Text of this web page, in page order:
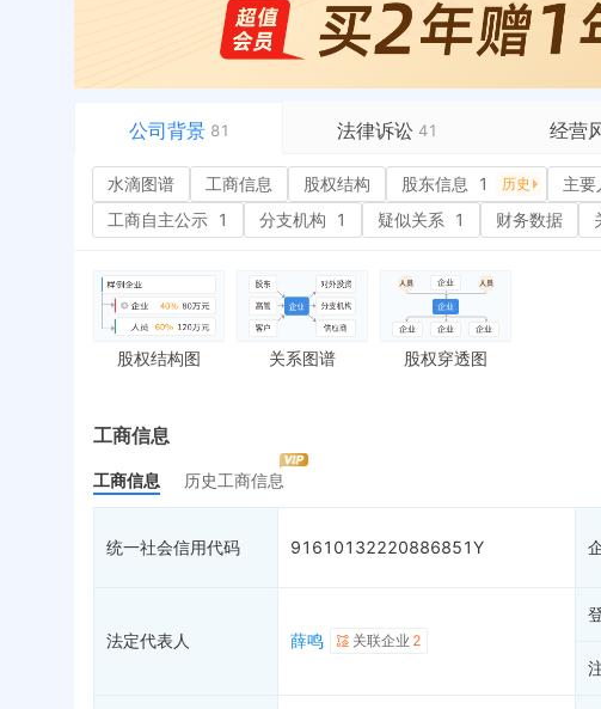
公司背景 81 法律诉讼 41 经营
水滴图谱
工商信息
股东信息
历史
主要人员 2
对外投资
控制企业 1
最终受益人
企业年报
13
分支机构 1
关系图谱
司法案件
立案信息
4
法院公告
裁判文书
送达公告
被执行人
历史
终本案件
司法协助
破产重整
或有债务
经营异常
清算信息
水滴图谱 工商信息 股权结构 股东信息 1 历史 主要
工商自主公示 1 分支机构 1 疑似关系 1 财务数据
股权结构图 关系图谱 股权穿透图
工商信息
工商信息 历史工商信息
统一社会信用代码 91610132220886851Y
法定代表人 薛鸣 关联企业 2